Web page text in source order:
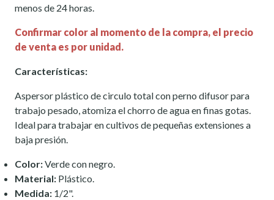
menos de 24 horas.
Confirmar color al momento de la compra, el precio
de venta es por unidad.
Características:
Aspersor plástico de circulo total con perno difusor para
trabajo pesado, atomiza el chorro de agua en finas gotas.
Ideal para trabajar en cultivos de pequeñas extensiones a
baja presión.
Color:Verde con negro.
Material: Plástico.
Medida: 1/2".